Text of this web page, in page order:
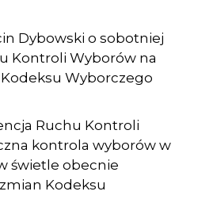
Dybowski o sobotniej
Kontroli Wyborów na
Wyborczego
Ruchu Kontroli
kontrola wyborów w
świetle obecnie
Kodeksu